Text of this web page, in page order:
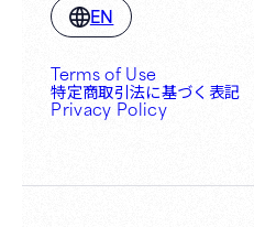
EN
Terms of Use
特定商取引法に基づく表記
Privacy Policy